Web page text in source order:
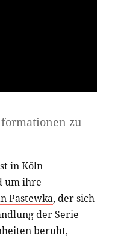
zu
in Köln
um ihre
Pastewka, der sich
der Serie
beruht,